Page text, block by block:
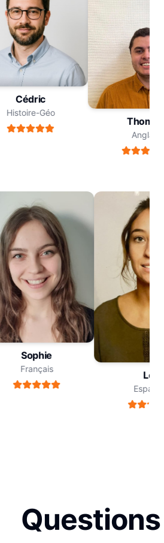
Cédric
Histoire-Géo
Anglais
Sophie
Français Léa
Espagnol
Questions